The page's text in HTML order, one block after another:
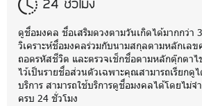
ดูชื่อมงคล ชื่อเสริมดวงตามวันเกิดได้มากกว่า
วิเคราะห์ชื่อมงคลร่วมกับนามสกุลตามหลักเล
ถอดรหัสชีวิต และตรวจเช็กชื่อตามหลักตุ๊กตา
ไว้เป็นรายชื่อส่วนตัวเฉพาะคุณสามารถเรียกดู
บริการ สามารถใช้บริการดูชื่อมงคลได้โดยไม่
ครบ 24 ชั่วโมง